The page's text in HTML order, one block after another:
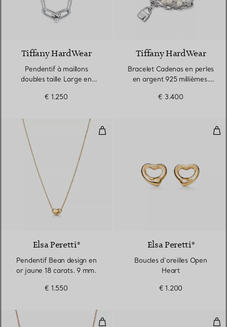
Tiffany HardWear
Pendentif à maillons
doubles taille Large en
€ 1.250
Tiffany HardWear
Bracelet Cadenas en perles
en argent 925 millièmes.
€ 3.400
Pendentif Bean design en or
Elsa Peretti®
Pendentif Bean design en
or jaune 18 carats. 9 mm.
€ 1.550
Elsa Peretti®
Boucles d’oreilles Open
Heart
€ 1.200
Pendentif Smile en or rose 18